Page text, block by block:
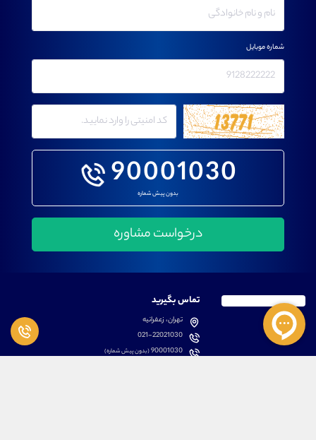
90001030
بدون پیش شماره
شماره موبایل
تماس بگیرید
تهران، زعفرانیه
021-22021030
90001030(بدون پیش شماره)